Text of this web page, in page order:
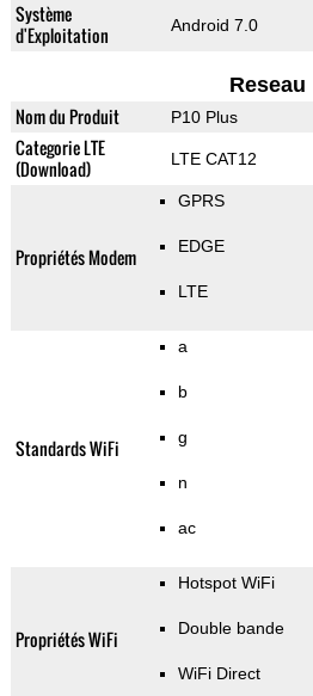
Système
d'Exploitation
Android 7.0
Reseau
Nom du Produit P10 Plus
Categorie LTE
(Download)
LTE CAT12
Propriétés Modem
GPRS
EDGE
LTE
Standards WiFi
a
b
g
n
ac
Propriétés WiFi
Hotspot WiFi
Double bande
WiFi Direct